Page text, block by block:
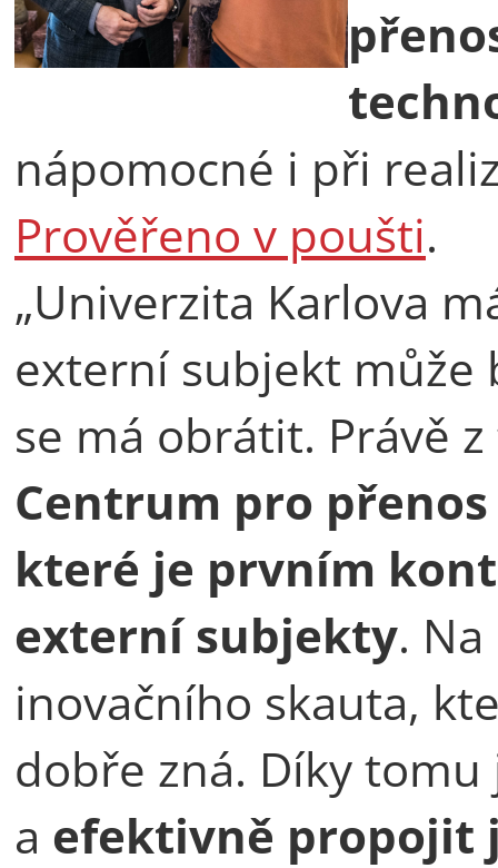
nápomocné i při
Prověřeno v poušti.
„Univerzita Karlova
externí subjekt může
se má obrátit. Právě
Centrum pro
které je prvním
externí subjekty.
inovačního skauta,
dobře zná. Díky
a efektivně propojit